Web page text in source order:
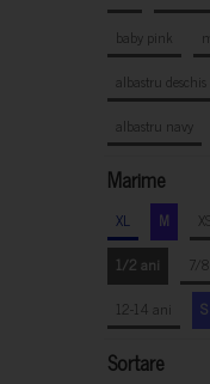
baby pink
albastru deschis
albastru navy
Marime
XL M
1/2 ani
7/
12-14 ani
S
Sortare